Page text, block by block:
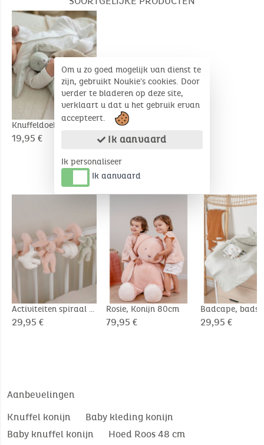
Knuffeldoek Verdi,
Konijn
19,95 €
COMPLEMENTAIRE PRODUCTEN
Activiteiten spiraal -
Rosie
29,95 €
Rosie, Konijn 80cm
79,95 €
Badcape,
Verdi
29,95 €
Aanbevelingen
Knuffel konijn
Baby kleding konijn
Baby knuffel konijn
Hoed Roos 48 cm
Om u zo goed mogelijk van dienst te
zijn, gebruikt Noukie's cookies. Door
verder te bladeren op deze site,
verklaart u dat u het gebruik ervan
accepteert.
Ik aanvaard
Ik personaliseer
Ik aanvaard